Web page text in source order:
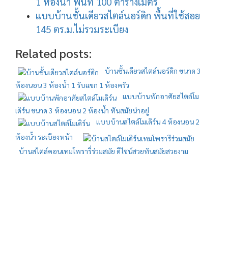
แบบบ้านชั้นเดียวสไตล์นอร์ดิก พื้นที่ใช้สอย
145 ตร.ม.ไม่รวมระเบียง
Related posts:
บ้านชั้นเดียวสไตล์นอร์ดิก ขนาด 3
ห้องนอน 3 ห้องน้ำ 1 รับแขก 1 ห้องครัว
แบบบ้านพักอาศัยสไตล์โม
เดิร์น ขนาด 3 ห้องนอน 2 ห้องน้ำ ทันสมัยน่าอยู่
แบบบ้านสไตล์โมเดิร์น 4 ห้องนอน 2
ห้องน้ำ ระเบียงหน้า
บ้านสไตล์คอนเทมโพรารี่ร่วมสมัย ดีไซน์สวยทันสมัยสวยงาม